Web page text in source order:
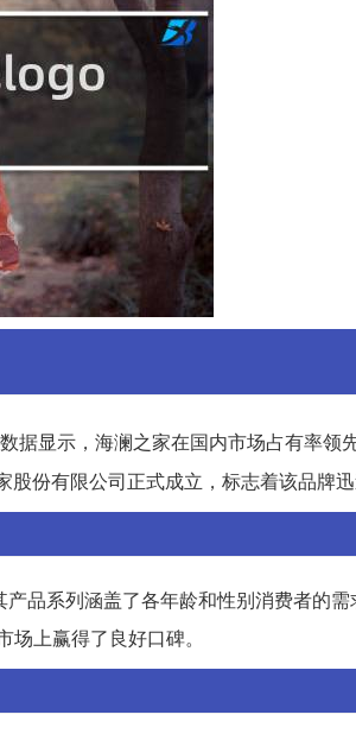
据显示，海澜之家在国内市场占有率领
份有限公司正式成立，标志着该品牌迅
品系列涵盖了各年龄和性别消费者的
上赢得了良好口碑。